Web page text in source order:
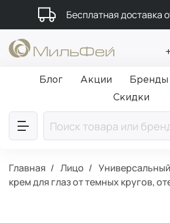
Бесплатная доставка
Подарки в каждый заказ
Промокод
Блог Акции Бренды
Скидки
Главная Лицо
крем для глаз от темных кругов,